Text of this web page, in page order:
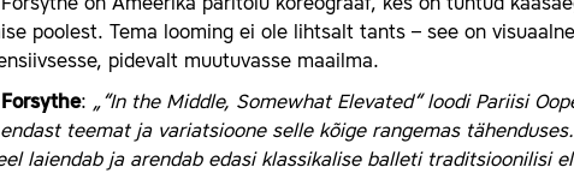
on Ameerika päritolu koreograaf, kes on tuntud
poolest. Tema looming ei ole lihtsalt tants – see on
pidevalt muutuvasse maailma.
: „“In the Middle, Somewhat Elevated“ loodi Pariisi
teemat ja variatsioone selle kõige rangemas
laiendab ja arendab edasi klassikalise balleti traditsioonilisi